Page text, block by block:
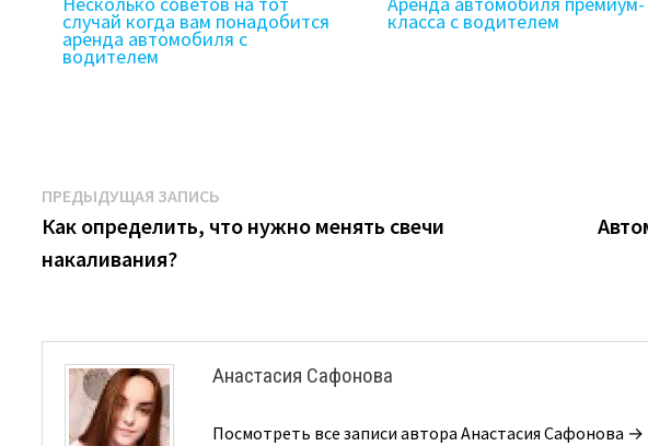
случай когда вам понадобится
аренда автомобиля с
водителем
класса с водителем
Навигация
по
ПРЕДЫДУЩАЯ ЗАПИСЬ
запись:
Как определить, что нужно менять свечи
накаливания?
Анастасия Сафонова
Посмотреть все записи автора Анастасия Сафонова →